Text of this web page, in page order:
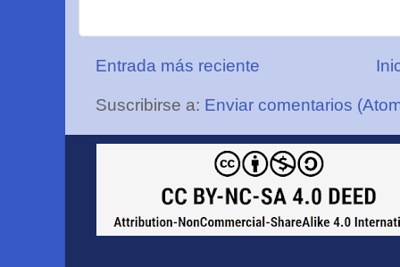
Entrada más reciente
Suscribirse a: Enviar comentarios